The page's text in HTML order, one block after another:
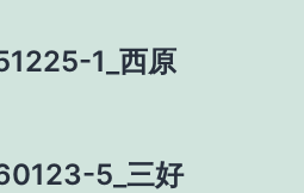
1_西原
5_三好